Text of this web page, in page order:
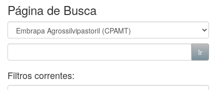
Página de Busca
Filtros correntes: